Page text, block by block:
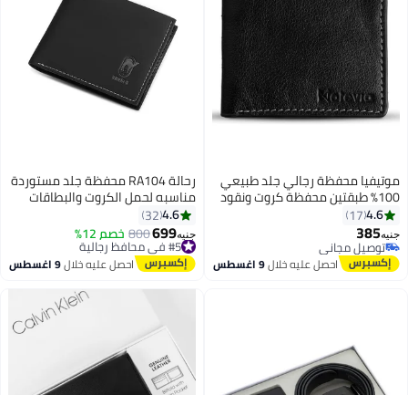
4
موتيفيا محفظة رجالي جلد طبيعي
100% طبقتين محفظة كروت ونقود
محفظه للرجال من الجلد الطبيعي
مع 5 جيوب داخلية محفظة صغيرة
من Motevia
4.6
17
جنيه385
توصيل مجاني
توصيل مجانياحصل عليه خلال9 اغسطس
رحالة RA104 محفظة جلد مستوردة
مناسبه لحمل الكروت والبطاقات
ذات جودة عالية من رحالة - اسود
4.6
32
جنيه699
800 خصم 12% #5 في محافظ رجالية
توصيل مجاني
#5 في محافظ رجالية احصل عليه خلال9 اغسطس